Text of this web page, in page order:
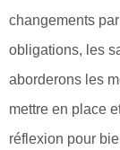
changements
obligations, les
aborderons les
mettre en place
réflexion pour